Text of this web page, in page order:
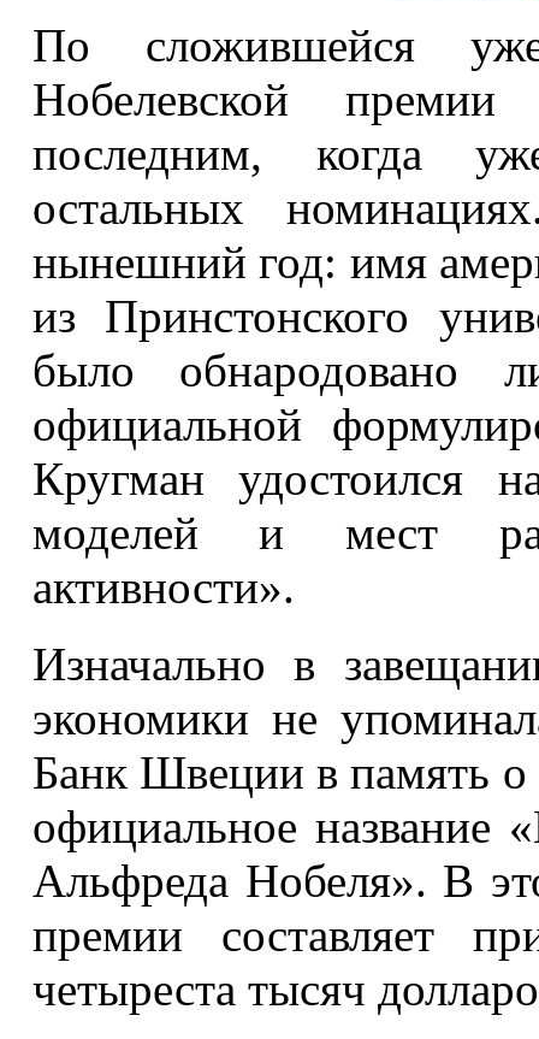
По сложившейся
Нобелевской
последним, когда
остальных
нынешний год: имя
из Принстонского
было обнародовано
официальной
Кругман удостоился
моделей и мест
активности».
Изначально в
экономики не
Банк Швеции в память о
официальное название
Альфреда Нобеля». В
премии составляет
четыреста тысяч